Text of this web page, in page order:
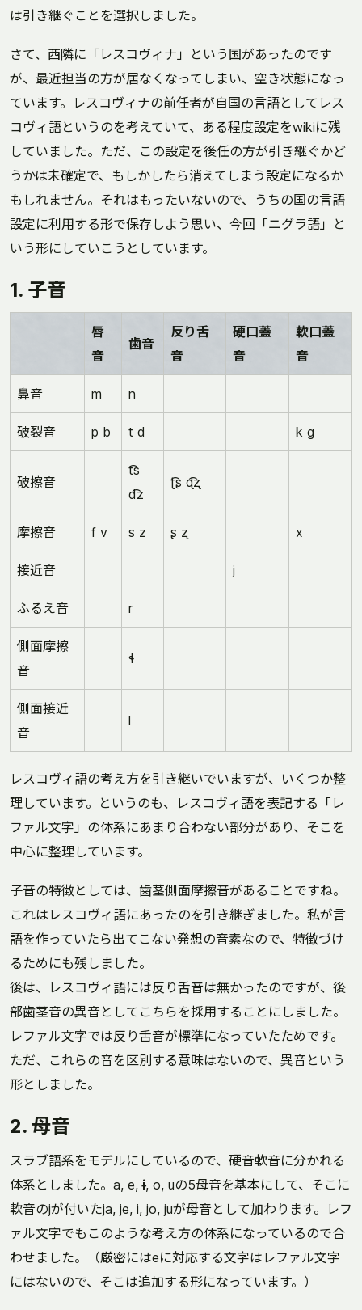
は引き継ぐことを選択しました。
さて、西隣に「レスコヴィナ」という国があったのです
が、最近担当の方が居なくなってしまい、空き状態になっ
ています。レスコヴィナの前任者が自国の言語としてレス
コヴィ語というのを考えていて、ある程度設定をwikiに残
していました。ただ、この設定を後任の方が引き継ぐかど
うかは未確定で、もしかしたら消えてしまう設定になるか
もしれません。それはもったいないので、うちの国の言語
設定に利用する形で保存しよう思い、今回「ニグラ語」と
いう形にしていこうとしています。
1. 子音
唇
音
歯音
反り舌
音
硬口蓋
音
軟口蓋
音
鼻音 m n
破裂音 p b t d k g
破擦音
t͡s
d͡z
ʈ͡ʂ ɖ͡ʐ
摩擦音 f v s z ʂ ʐ x
接近音 j
ふるえ音 r
側面摩擦
音
ɬ
側面接近
音
l
レスコヴィ語の考え方を引き継いでいますが、いくつか整
理しています。というのも、レスコヴィ語を表記する「レ
ファル文字」の体系にあまり合わない部分があり、そこを
中心に整理しています。
子音の特徴としては、歯茎側面摩擦音があることですね。
これはレスコヴィ語にあったのを引き継ぎました。私が言
語を作っていたら出てこない発想の音素なので、特徴づけ
るためにも残しました。
後は、レスコヴィ語には反り舌音は無かったのですが、後
部歯茎音の異音としてこちらを採用することにしました。
レファル文字では反り舌音が標準になっていたためです。
ただ、これらの音を区別する意味はないので、異音という
形としました。
2. 母音
スラブ語系をモデルにしているので、硬音軟音に分かれる
体系としました。a, e,ɨ, o, uの5母音を基本にして、そこに
軟音のjが付いたja, je, i, jo, juが母音として加わります。レフ
ァル文字でもこのような考え方の体系になっているので合
わせました。（厳密にはeに対応する文字はレファル文字
にはないので、そこは追加する形になっています。）